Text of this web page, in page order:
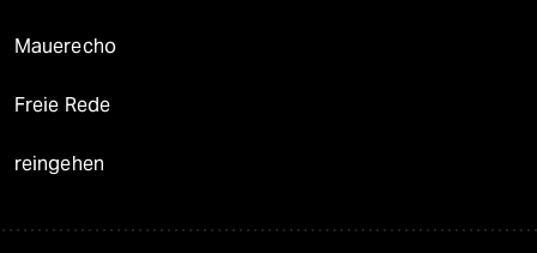
Mauerecho
Freie Rede
reingehen